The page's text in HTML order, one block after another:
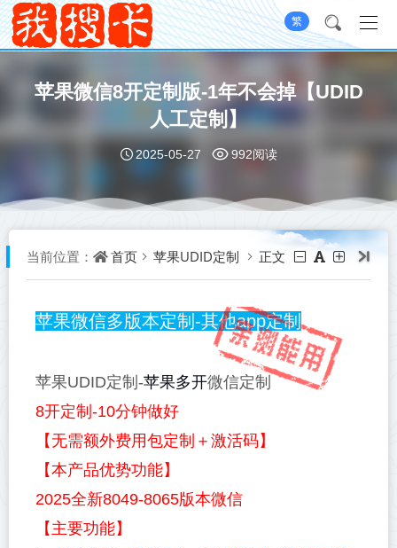
繁
苹果微信8开定制版-1年不会掉【UDID
人工定制】
2025-05-27 992阅读
当前位置： 首页 苹果UDID定制 正文
苹果微信多版本定制-其他app定制
苹果UDID定制-苹果多开微信定制
8开定制-10分钟做好
【无需额外费用包定制＋激活码】
【本产品优势功能】
2025全新8049-8065版本微信
【主要功能】